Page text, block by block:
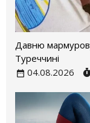
Давню
Туреччині
04.08.2026